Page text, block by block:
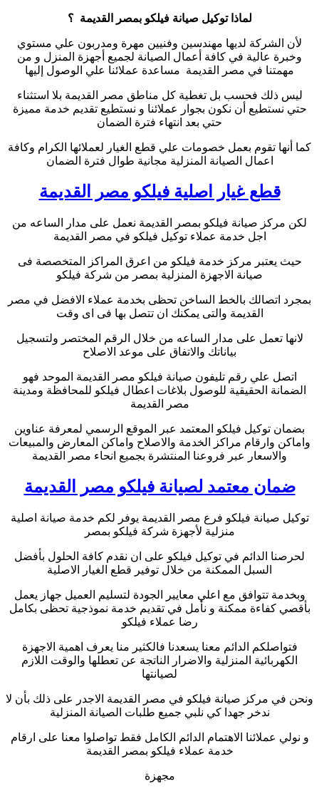
لماذا توكيل صيانة فيلكو بمصر القديمة ؟
لأن الشركة لديها مهندسين وفنيين مهرة ومدربون علي مستوي
وخبرة عالية في كافة أعمال الصيانة لجميع أجهزة المنزل و من
مهمتنا في مصر القديمة مساعدة عملائنا علي الوصول إليها
ليس ذلك فحسب بل تغطية كل مناطق مصر القديمة بلا استثناء
حتي نستطيع أن نكون بجوار عملائنا و نستطيع تقديم خدمة مميزة
حتي بعد انتهاء فترة الضمان
كما أنها تقوم بعمل خصومات علي قطع الغيار لعملائها الكرام وكافة
اعمال الصيانة المنزلية مجانية طوال فترة الضمان
قطع غيار اصلية فيلكو مصر القديمة
لكن مركز صيانة فيلكو بمصر القديمة نعمل على مدار الساعه من
اجل خدمة عملاء توكيل فيلكو في مصر القديمة
حيث يعتبر مركز خدمة فيلكو من اعرق المراكز المتخصصة فى
صيانة الاجهزة المنزلية بمصر من شركة فيلكو
بمجرد اتصالك بالخط الساخن تحظى بخدمة عملاء الافضل في مصر
القديمة والتى يمكنك ان تتصل بها فى اى وقت
لانها تعمل على مدار الساعه من خلال الرقم المختصر ولتسجيل
بياناتك والاتفاق على موعد الاصلاح
اتصل علي رقم تليفون صيانة فيلكو مصر القديمة الموحد فهو
الضمانة الحقيقية للوصول بلاغات اعطال فيلكو للمحافظة ومدينة
مصر القديمة
بضمان توكيل فيلكو المعتمد عبر الموقع الرسمي لمعرفة عناوين
واماكن وارقام مراكز الخدمة والاصلاح واماكن المعارض والمبيعات
والاسعار عبر فروعنا المنتشرة بجميع انحاء مصر القديمة
ضمان معتمد لصيانة فيلكو مصر القديمة
توكيل صيانة فيلكو فرع مصر القديمة يوفر لكم خدمة صيانة اصلية
منزلية لأجهزة شركة فيلكو بمصر
لحرصنا الدائم في توكيل فيلكو على ان نقدم كافة الحلول بأفضل
السبل الممكنة من خلال توفير قطع الغيار الاصلية
وبخدمة تتوافق مع اعلي معايير الجودة لتسليم العميل جهاز يعمل
بأقصي كفاءة ممكنة و نأمل في تقديم خدمة نموذجية تحظى بكامل
رضا عملاء فيلكو
فتواصلكم الدائم معنا يسعدنا فالكثير منا يعرف اهمية الاجهزة
الكهربائية المنزلية والاضرار الناتجة عن تعطلها والوقت اللازم
لصيانتها
ونحن في مركز صيانة فيلكو في مصر القديمة الاجدر على ذلك بأن لا
ندخر جهدا كي نلبي جميع طلبات الصيانة المنزلية
و نولي عملائنا الاهتمام الدائم الكامل فقط تواصلوا معنا على ارقام
خدمة عملاء فيلكو بمصر القديمة
مجهزة